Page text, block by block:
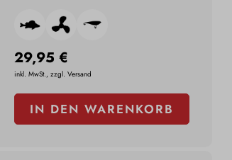
29,95 €
inkl. MwSt., zzgl. Versand
IN DEN WARENKORB